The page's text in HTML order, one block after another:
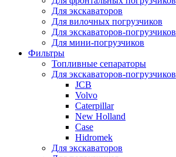
Для экскаваторов
Для вилочных погрузчиков
Для экскаваторов-погрузчиков
Для мини-погрузчиков
Фильтры
Топливные сепараторы
Для экскаваторов-погрузчиков
JCB
Volvo
Caterpillar
New Holland
Case
Hidromek
Для экскаваторов